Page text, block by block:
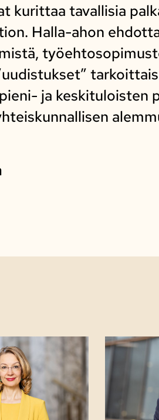
kurittaa tavallisia
Halla-ahon
ja keskituloisten